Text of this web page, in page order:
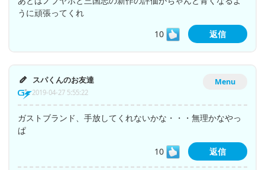
うに頑張ってくれ
10
返信
Menu
スパくんのお友達
2019-04-27 5:55:22
ガストブランド、手放してくれないかな・・・無理かなやっ
ぱ
10
返信